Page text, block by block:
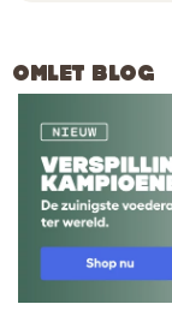
OMLET BLOG